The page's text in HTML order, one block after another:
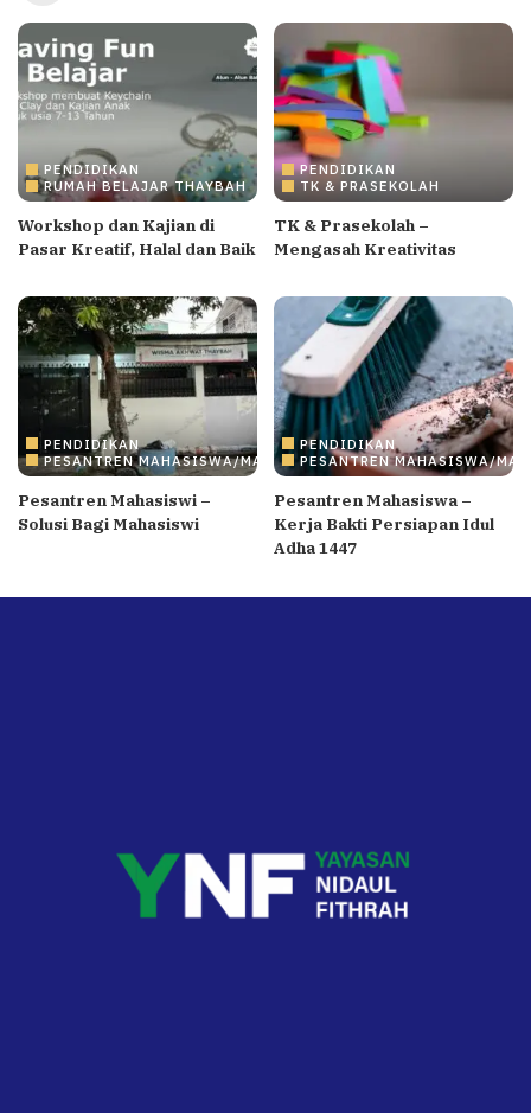
PENDIDIKAN
RUMAH BELAJAR THAYBAH
Workshop dan Kajian di
Pasar Kreatif, Halal dan Baik
PENDIDIKAN
TK & PRASEKOLAH
TK & Prasekolah –
Mengasah Kreativitas
PENDIDIKAN
PESANTREN MAHASISWA/MAHASISWI
Pesantren Mahasiswi –
Solusi Bagi Mahasiswi
PENDIDIKAN
PESANTREN MAHASISWA/
Pesantren Mahasiswa –
Kerja Bakti Persiapan Idul
Adha 1447